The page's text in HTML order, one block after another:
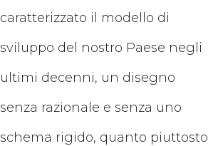
caratterizzato il modello di
sviluppo del nostro Paese negli
ultimi decenni, un disegno
senza razionale e senza uno
schema rigido, quanto piuttosto